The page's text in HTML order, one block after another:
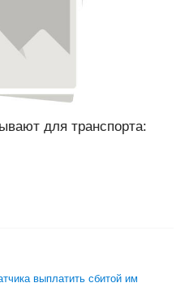
для транспорта:
выплатить сбитой им